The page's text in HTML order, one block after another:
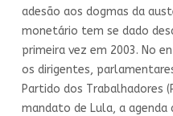
adesão aos dogmas da
monetário tem se dado
primeira vez em 2003. No
os dirigentes,
Partido dos Trabalhadores
mandato de Lula, a